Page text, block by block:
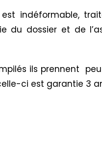
indéformable,
du dossier et de
ils prennent
ci est garantie 3